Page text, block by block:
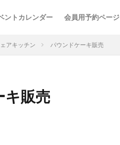
ントカレンダー 会員用予約ページ
アキッチン パウンドケーキ販売
キ販売